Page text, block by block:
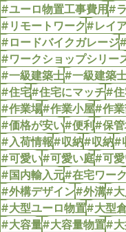
#ユーロ物置工事費用#
#リモートワーク#レイ
#ロードバイクガレージ
#ワークショップシリー
#一級建築士#一級建築
#住宅#住宅にマッチ#住
#作業場#作業小屋#作業
#価格が安い#便利#保管
#入荷情報#収納#収納#
#可愛い#可愛い庭#可愛
#国内輸入元#在宅ワーク
#外構デザイン#外溝#大
#大型ユーロ物置#大型
#大容量#大容量物置#大